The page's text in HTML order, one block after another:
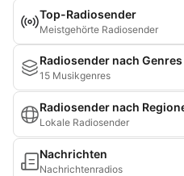
Top-Radiosender
Meistgehörte Radiosender
Radiosender nach Genres
15 Musikgenres
Radiosender nach
Lokale Radiosender
Nachrichten
Nachrichtenradios